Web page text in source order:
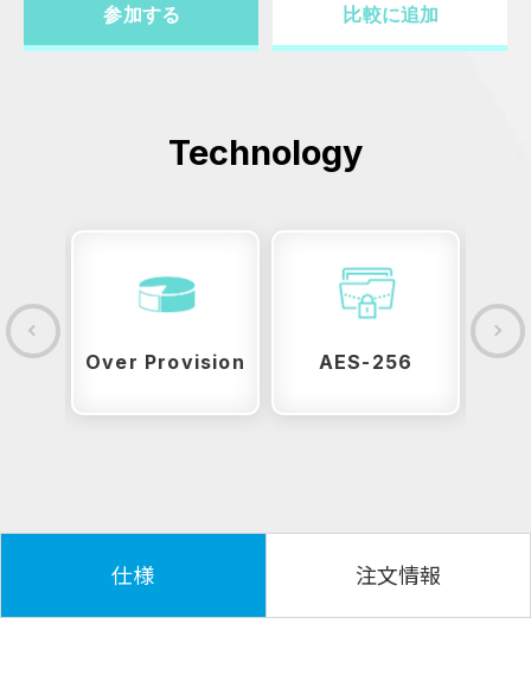
参加する 比較に追加
Technology
Over Provision AES-256
仕様 注文情報